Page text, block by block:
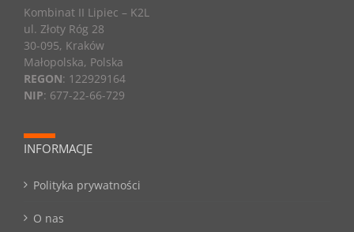
Kombinat II Lipiec – K2L
ul. Złoty Róg 28
30-095, Kraków
Małopolska, Polska
REGON: 122929164
NIP: 677-22-66-729
INFORMACJE
Polityka prywatności
O nas